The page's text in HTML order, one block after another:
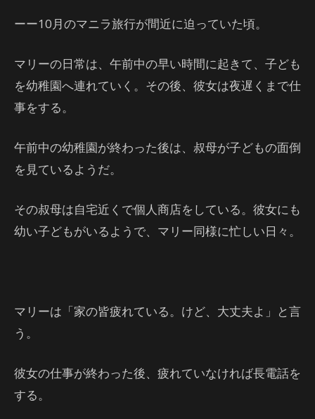
ーー10月のマニラ旅行が間近に迫っていた頃。
マリーの日常は、午前中の早い時間に起きて、子ども
を幼稚園へ連れていく。その後、彼女は夜遅くまで仕
事をする。
午前中の幼稚園が終わった後は、叔母が子どもの面倒
を見ているようだ。
その叔母は自宅近くで個人商店をしている。彼女にも
幼い子どもがいるようで、マリー同様に忙しい日々。
マリーは「家の皆疲れている。けど、大丈夫よ」と言
う。
彼女の仕事が終わった後、疲れていなければ長電話を
する。